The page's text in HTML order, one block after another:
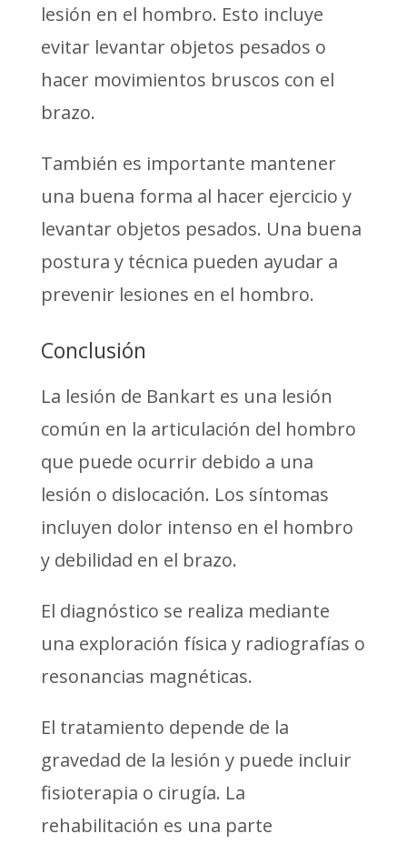
lesión en el hombro. Esto incluye
evitar levantar objetos pesados o
hacer movimientos bruscos con el
brazo.
También es importante mantener
una buena forma al hacer ejercicio y
levantar objetos pesados. Una buena
postura y técnica pueden ayudar a
prevenir lesiones en el hombro.
Conclusión
La lesión de Bankart es una lesión
común en la articulación del hombro
que puede ocurrir debido a una
lesión o dislocación. Los síntomas
incluyen dolor intenso en el hombro
y debilidad en el brazo.
El diagnóstico se realiza mediante
una exploración física y radiografías o
resonancias magnéticas.
El tratamiento depende de la
gravedad de la lesión y puede incluir
fisioterapia o cirugía. La
rehabilitación es una parte